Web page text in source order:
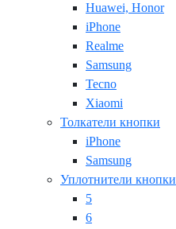
Huawei, Honor
iPhone
Realme
Samsung
Tecno
Xiaomi
Толкатели кнопки
iPhone
Samsung
Уплотнители кнопки
5
6